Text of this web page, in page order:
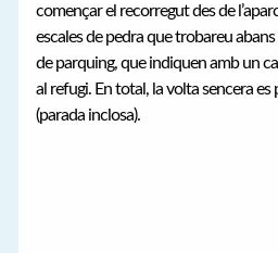
començar el recorregut des de
escales de pedra que trobareu
de parquing, que indiquen amb un
al refugi. En total, la volta sencera
(parada inclosa).